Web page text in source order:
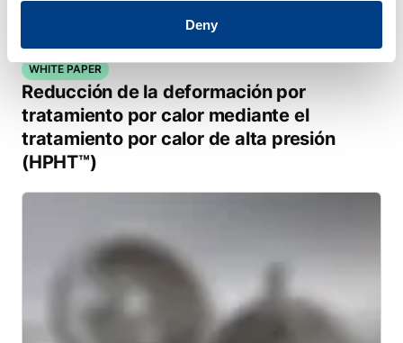
Deny
WHITE PAPER
Reducción de la deformación por
tratamiento por calor mediante el
tratamiento por calor de alta presión
(HPHT™)